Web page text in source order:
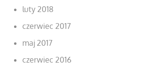
luty 2018
czerwiec 2017
maj 2017
czerwiec 2016